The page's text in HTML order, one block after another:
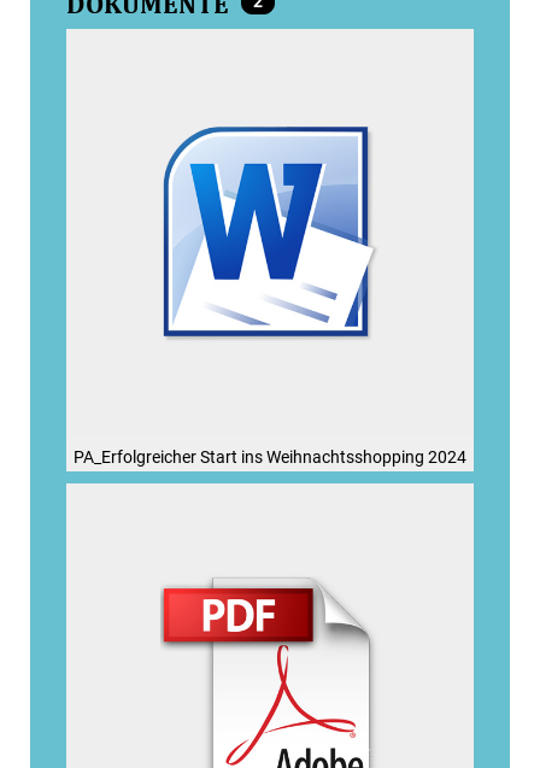
PA_Erfolgreicher Start ins Weihnachtsshopping 2024